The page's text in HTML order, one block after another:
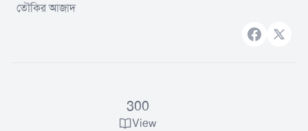
তৌকির আজাদ
Facebook
X
300
View